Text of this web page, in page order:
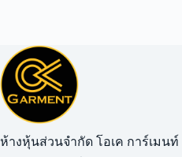
ห้างหุ้นส่วนจำกัด โอเค การ์เมนท์​